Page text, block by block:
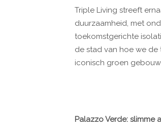
Triple Living streeft
duurzaamheid, met
toekomstgerichte
de stad van hoe we de
iconisch groen gebouw
Palazzo Verde: slimme